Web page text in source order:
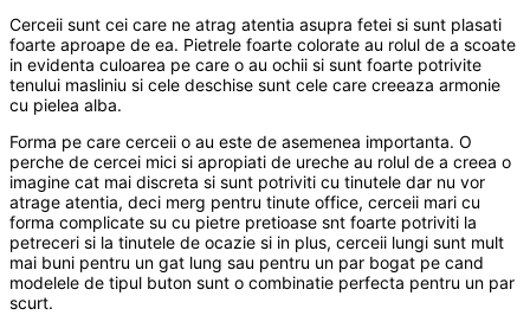
Cerceii sunt cei care ne atrag atentia asupra fetei si sunt plasati
foarte aproape de ea. Pietrele foarte colorate au rolul de a scoate
in evidenta culoarea pe care o au ochii si sunt foarte potrivite
tenului masliniu si cele deschise sunt cele care creeaza armonie
cu pielea alba.
Forma pe care cerceii o au este de asemenea importanta. O
perche de cercei mici si apropiati de ureche au rolul de a creea o
imagine cat mai discreta si sunt potriviti cu tinutele dar nu vor
atrage atentia, deci merg pentru tinute office, cerceii mari cu
forma complicate su cu pietre pretioase snt foarte potriviti la
petreceri si la tinutele de ocazie si in plus, cerceii lungi sunt mult
mai buni pentru un gat lung sau pentru un par bogat pe cand
modelele de tipul buton sunt o combinatie perfecta pentru un par
scurt.